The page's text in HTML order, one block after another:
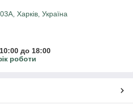
Харків, Україна
до 18:00
роботи